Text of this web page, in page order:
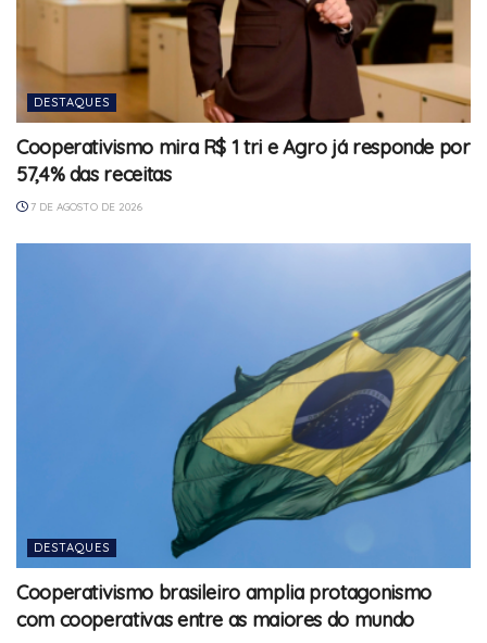
DESTAQUES
Cooperativismo mira R$ 1 tri e Agro já responde por
57,4% das receitas
7 DE AGOSTO DE 2026
DESTAQUES
Cooperativismo brasileiro amplia protagonismo
com cooperativas entre as maiores do mundo